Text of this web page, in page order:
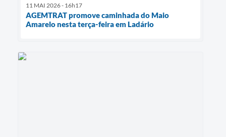
11 MAI 2026 - 16h17
AGEMTRAT promove caminhada do Maio
Amarelo nesta terça-feira em Ladário